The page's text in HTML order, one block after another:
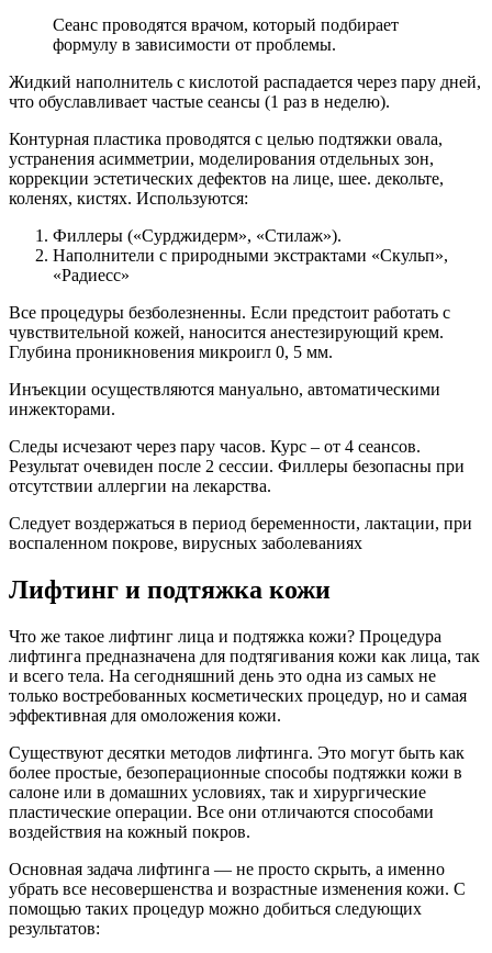
Сеанс проводятся врачом, который подбирает
формулу в зависимости от проблемы.
Жидкий наполнитель с кислотой распадается через пару дней,
что обуславливает частые сеансы (1 раз в неделю).
Контурная пластика проводятся с целью подтяжки овала,
устранения асимметрии, моделирования отдельных зон,
коррекции эстетических дефектов на лице, шее. декольте,
коленях, кистях. Используются:
Филлеры («Сурджидерм», «Стилаж»).
Наполнители с природными экстрактами «Скульп»,
«Радиесс»
Все процедуры безболезненны. Если предстоит работать с
чувствительной кожей, наносится анестезирующий крем.
Глубина проникновения микроигл 0, 5 мм.
Инъекции осуществляются мануально, автоматическими
инжекторами.
Следы исчезают через пару часов. Курс – от 4 сеансов.
Результат очевиден после 2 сессии. Филлеры безопасны при
отсутствии аллергии на лекарства.
Следует воздержаться в период беременности, лактации, при
воспаленном покрове, вирусных заболеваниях
Лифтинг и подтяжка кожи
Что же такое лифтинг лица и подтяжка кожи? Процедура
лифтинга предназначена для подтягивания кожи как лица, так
и всего тела. На сегодняшний день это одна из самых не
только востребованных косметических процедур, но и самая
эффективная для омоложения кожи.
Существуют десятки методов лифтинга. Это могут быть как
более простые, безоперационные способы подтяжки кожи в
салоне или в домашних условиях, так и хирургические
пластические операции. Все они отличаются способами
воздействия на кожный покров.
Основная задача лифтинга — не просто скрыть, а именно
убрать все несовершенства и возрастные изменения кожи. С
помощью таких процедур можно добиться следующих
результатов: